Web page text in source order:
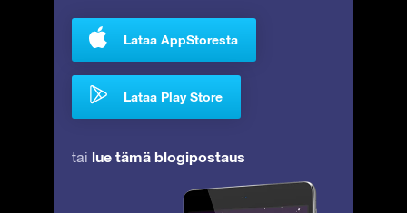
Lataa AppStoresta
Lataa Play Store
tai lue tämä blogipostaus